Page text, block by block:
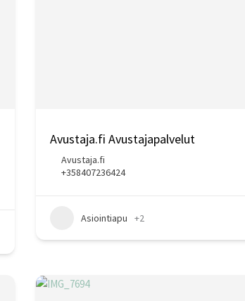
Avustaja.fi Avustajapalvelut
Avustaja.fi
+358407236424
Asiointiapu +2